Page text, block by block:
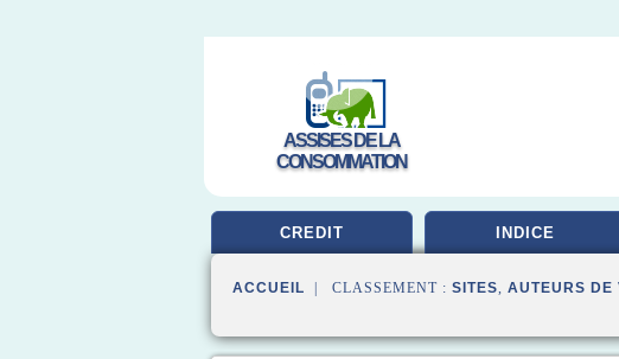
ASSISES DE LA
CONSOMMATION
CREDIT INDICE
ACCUEIL | CLASSEMENT : SITES, AUTEURS DE